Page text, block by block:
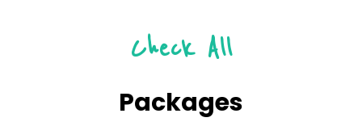
Check All
Packages